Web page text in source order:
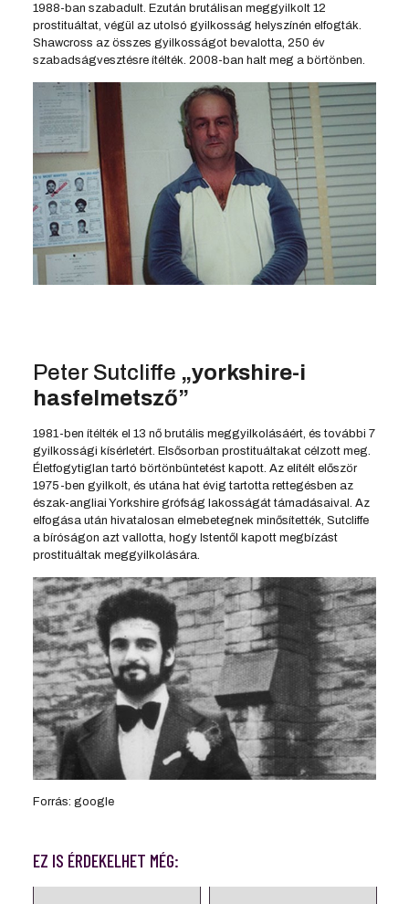
1988-ban szabadult. Ezután brutálisan meggyilkolt 12
prostituáltat, végül az utolsó gyilkosság helyszínén elfogták.
Shawcross az összes gyilkosságot bevalotta, 250 év
szabadságvesztésre ítélték. 2008-ban halt meg a börtönben.
Peter Sutcliffe „yorkshire-i
hasfelmetsző”
1981-ben ítélték el 13 nő brutális meggyilkolásáért, és további 7
gyilkossági kísérletért. Elsősorban prostituáltakat célzott meg.
Életfogytiglan tartó börtönbüntetést kapott. Az elítélt először
1975-ben gyilkolt, és utána hat évig tartotta rettegésben az
észak-angliai Yorkshire grófság lakosságát támadásaival. Az
elfogása után hivatalosan elmebetegnek minősítették, Sutcliffe
a bíróságon azt vallotta, hogy Istentől kapott megbízást
prostituáltak meggyilkolására.
Forrás: google
EZ IS ÉRDEKELHET MÉG: